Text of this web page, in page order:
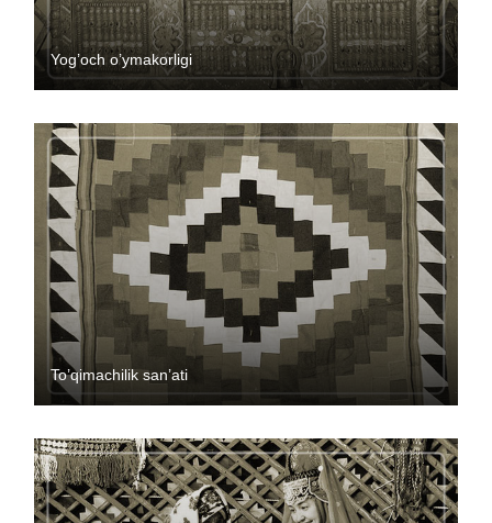
Yog’och o’ymakorligi
To’qimachilik san’ati